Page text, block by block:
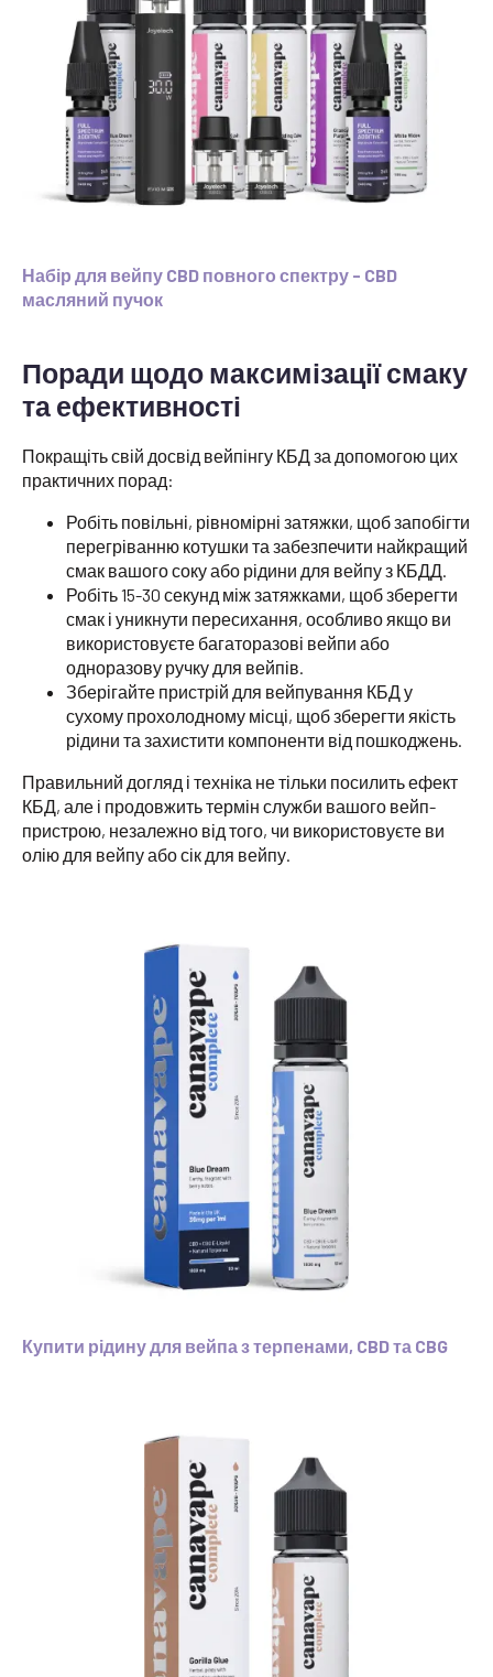
Набір для вейпу CBD повного спектру - CBD
масляний пучок
Поради щодо максимізації смаку
та ефективності
Покращіть свій досвід вейпінгу КБД за допомогою цих
практичних порад:
Робіть повільні, рівномірні затяжки, щоб запобігти
перегріванню котушки та забезпечити найкращий
смак вашого соку або рідини для вейпу з КБДД.
Робіть 15-30 секунд між затяжками, щоб зберегти
смак і уникнути пересихання, особливо якщо ви
використовуєте багаторазові вейпи або
одноразову ручку для вейпів.
Зберігайте пристрій для вейпування КБД у
сухому прохолодному місці, щоб зберегти якість
рідини та захистити компоненти від пошкоджень.
Правильний догляд і техніка не тільки посилить ефект
КБД, але і продовжить термін служби вашого вейп-
пристрою, незалежно від того, чи використовуєте ви
олію для вейпу або сік для вейпу.
Купити рідину для вейпа з терпенами, CBD та CBG